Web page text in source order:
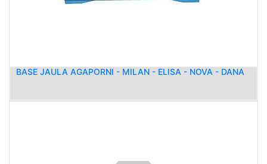
BASE JAULA AGAPORNI - MILAN - ELISA - NOVA - DANA